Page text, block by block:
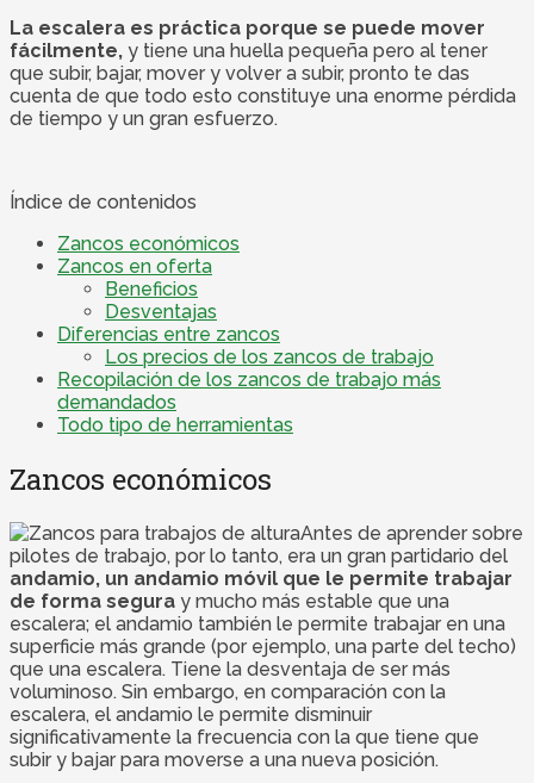
La escalera es práctica porque se puede mover
fácilmente, y tiene una huella pequeña pero al tener
que subir, bajar, mover y volver a subir, pronto te das
cuenta de que todo esto constituye una enorme pérdida
de tiempo y un gran esfuerzo.
Índice de contenidos
Zancos económicos
Zancos en oferta
Beneficios
Desventajas
Diferencias entre zancos
Los precios de los zancos de trabajo
Recopilación de los zancos de trabajo más
demandados
Todo tipo de herramientas
Zancos económicos
Antes de aprender sobre
pilotes de trabajo, por lo tanto, era un gran partidario del
andamio, un andamio móvil que le permite trabajar
de forma segura y mucho más estable que una
escalera; el andamio también le permite trabajar en una
superficie más grande (por ejemplo, una parte del techo)
que una escalera. Tiene la desventaja de ser más
voluminoso. Sin embargo, en comparación con la
escalera, el andamio le permite disminuir
significativamente la frecuencia con la que tiene que
subir y bajar para moverse a una nueva posición.